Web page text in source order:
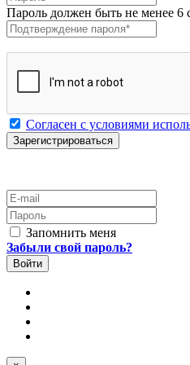
Пароль должен быть не менее 6
Подтверждение пароля
Согласен с условиями
E-mail
Пароль
Запомнить меня
Забыли свой пароль?